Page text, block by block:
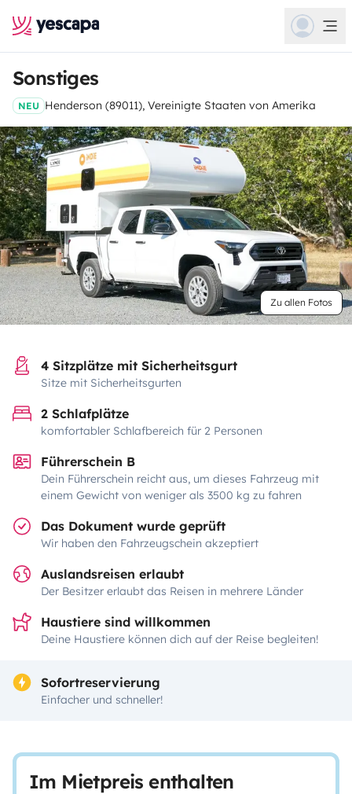
Sonstiges
NEU Henderson (89011), Vereinigte Staaten von Amerika
Zu allen Fotos
4 Sitzplätze mit Sicherheitsgurt
Sitze mit Sicherheitsgurten
2 Schlafplätze
komfortabler Schlafbereich für 2 Personen
Führerschein B
Dein Führerschein reicht aus, um dieses Fahrzeug mit
einem Gewicht von weniger als 3500 kg zu fahren
Das Dokument wurde geprüft
Wir haben den Fahrzeugschein akzeptiert
Auslandsreisen erlaubt
Der Besitzer erlaubt das Reisen in mehrere Länder
Haustiere sind willkommen
Deine Haustiere können dich auf der Reise begleiten!
Sofortreservierung
Einfacher und schneller!
Im Mietpreis enthalten